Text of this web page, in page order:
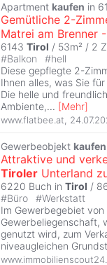
Apartment kaufen in
Gemütliche 2-
Matrei am Brenner
6143 Tirol / 53m² / 2
#Balkon #hell
Diese gepflegte 2-
Ihnen alles, was Sie
Die helle und
Ambiente,... [Mehr]
www.flatbee.at
Gewerbeobjekt kaufen
Attraktive und
Tiroler Unterland
6220 Buch in Tirol /
#Büro #Werkstatt
Im Gewerbegebiet
Gewerbeliegenschaft,
genutzt wird, zum
niveaugleichen